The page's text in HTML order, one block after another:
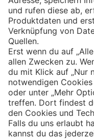
Eishockey